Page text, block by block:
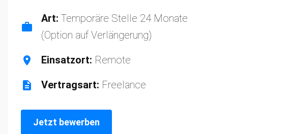
Art: Temporäre Stelle 24 Monate
(Option auf Verlängerung)
Einsatzort: Remote
Vertragsart: Freelance
Jetzt bewerben